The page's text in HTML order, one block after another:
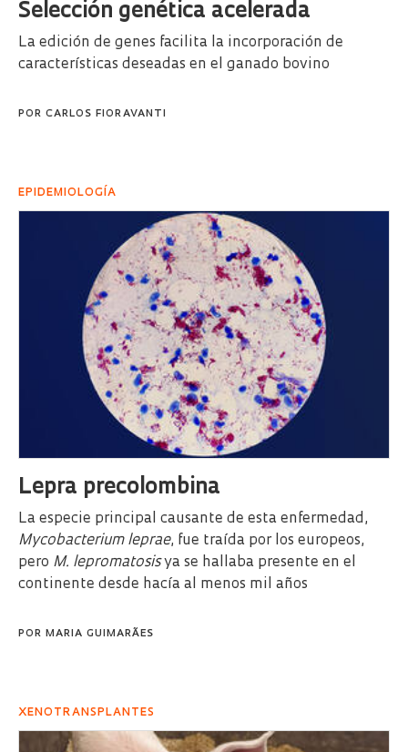
Selección genética acelerada
La edición de genes facilita la incorporación de
características deseadas en el ganado bovino
POR CARLOS FIORAVANTI
EPIDEMIOLOGÍA
Lepra precolombina
La especie principal causante de esta enfermedad,
Mycobacterium leprae, fue traída por los europeos,
pero M. lepromatosisya se hallaba presente en el
continente desde hacía al menos mil años
POR MARIA GUIMARÃES
XENOTRANSPLANTES